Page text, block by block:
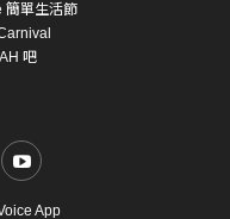
簡單生活節
吧
App